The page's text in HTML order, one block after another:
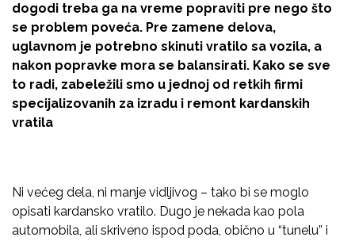
dogodi treba ga na vreme popraviti pre nego što
se problem poveća. Pre zamene delova,
uglavnom je potrebno skinuti vratilo sa vozila, a
nakon popravke mora se balansirati. Kako se sve
to radi, zabeležili smo u jednoj od retkih firmi
specijalizovanih za izradu i remont kardanskih
vratila
Ni većeg dela, ni manje vidljivog – tako bi se moglo
opisati kardansko vratilo. Dugo je nekada kao pola
automobila, ali skriveno ispod poda, obično u “tunelu” i